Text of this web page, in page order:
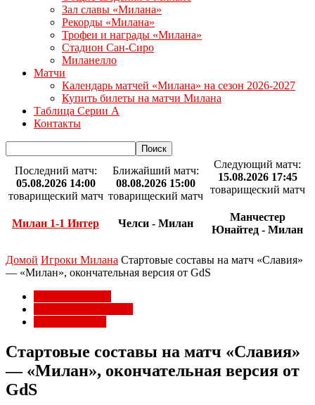
Зал славы «Милана»
Рекорды «Милана»
Трофеи и награды «Милана»
Стадион Сан-Сиро
Миланелло
Матчи
Календарь матчей «Милана» на сезон 2026-2027
Купить билеты на матчи Милана
Таблица Серии А
Контакты
Последний матч:
05.08.2026 14:00
товарищеский матч
Милан 1-1 Интер
Ближайший матч:
08.08.2026 15:00
товарищеский матч
Челси - Милан
Следующий матч:
15.08.2026 17:45
товарищеский матч
Манчестер
Юнайтед - Милан
Домой Игроки Милана Стартовые составы на матч «Славия»
— «Милан», окончательная версия от GdS
Стартовые составы на матч «Славия»
— «Милан», окончательная версия от
GdS